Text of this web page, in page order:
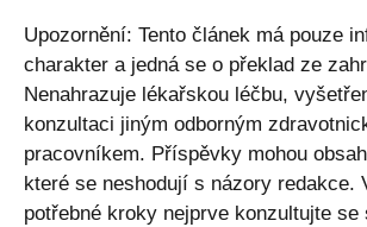
Upozornění: Tento článek má pouze
charakter a jedná se o překlad ze
Nenahrazuje lékařskou léčbu,
konzultaci jiným odborným
pracovníkem. Příspěvky mohou
které se neshodují s názory redakce.
potřebné kroky nejprve konzultujte